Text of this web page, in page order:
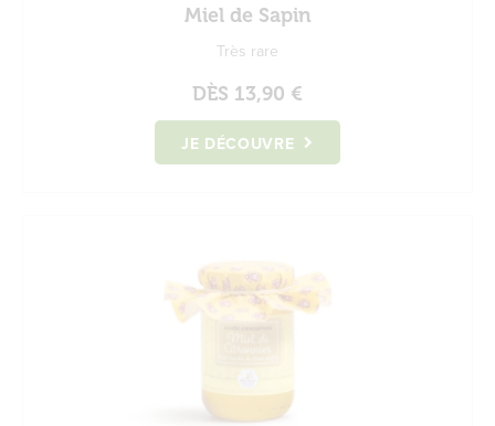
Miel de Sapin
Très rare
DÈS 13,90 €
JE DÉCOUVRE